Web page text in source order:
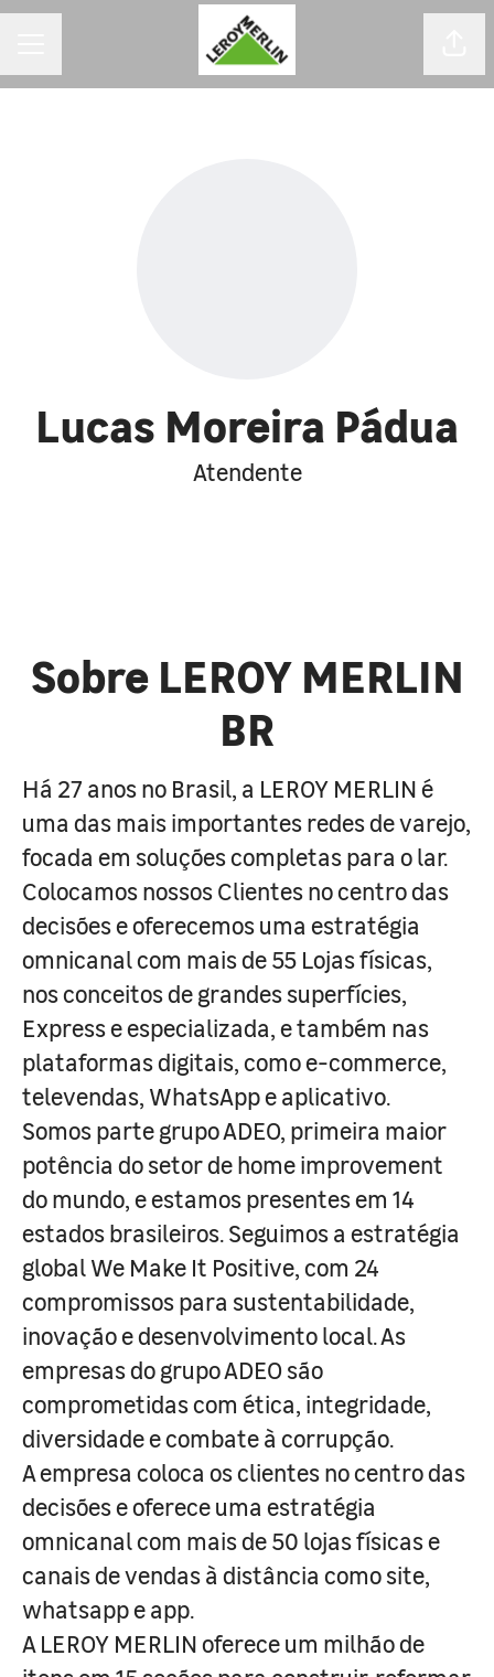
Lucas Moreira Pádua
Atendente
Sobre LEROY MERLIN
BR
Há 27 anos no Brasil, a LEROY MERLIN é
uma das mais importantes redes de varejo,
focada em soluções completas para o lar.
Colocamos nossos Clientes no centro das
decisões e oferecemos uma estratégia
omnicanal com mais de 55 Lojas físicas,
nos conceitos de grandes superfícies,
Express e especializada, e também nas
plataformas digitais, como e-commerce,
televendas, WhatsApp e aplicativo.
Somos parte grupo ADEO, primeira maior
potência do setor de home improvement
do mundo, e estamos presentes em 14
estados brasileiros. Seguimos a estratégia
global We Make It Positive, com 24
compromissos para sustentabilidade,
inovação e desenvolvimento local. As
empresas do grupo ADEO são
comprometidas com ética, integridade,
diversidade e combate à corrupção.
A empresa coloca os clientes no centro das
decisões e oferece uma estratégia
omnicanal com mais de 50 lojas físicas e
canais de vendas à distância como site,
whatsapp e app.
A LEROY MERLIN oferece um milhão de